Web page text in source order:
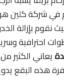
في شركة كلين
نقوم بإزالة
احترافية
يعاني الكثير
البقع